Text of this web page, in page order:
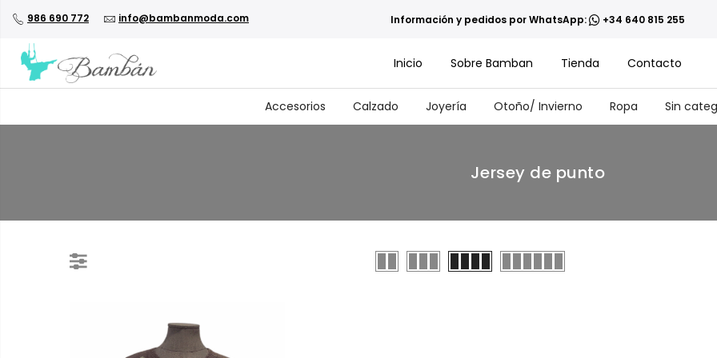
986 690 772 info@bambanmoda.com Información y pedidos por WhatsApp: +34 640 815 255
Inicio Sobre Bamban Tienda Contacto
Accesorios Calzado Joyería Otoño/ Invierno Ropa Sin
Jersey de punto